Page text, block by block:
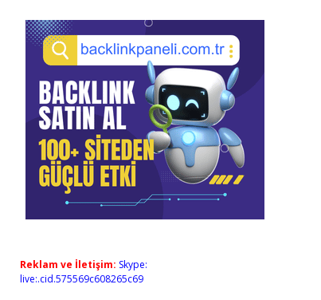
Reklam ve İletişim: Skype:
live:.cid.575569c608265c69